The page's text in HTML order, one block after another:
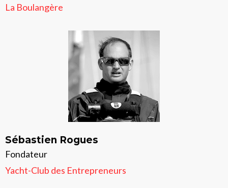
La Boulangère
Sébastien Rogues
Fondateur
Yacht-Club des Entrepreneurs